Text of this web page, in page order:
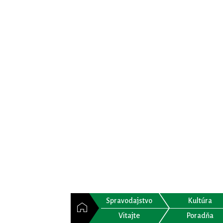
Spravodajstvo Kultúra
Vitajte
Poradňa